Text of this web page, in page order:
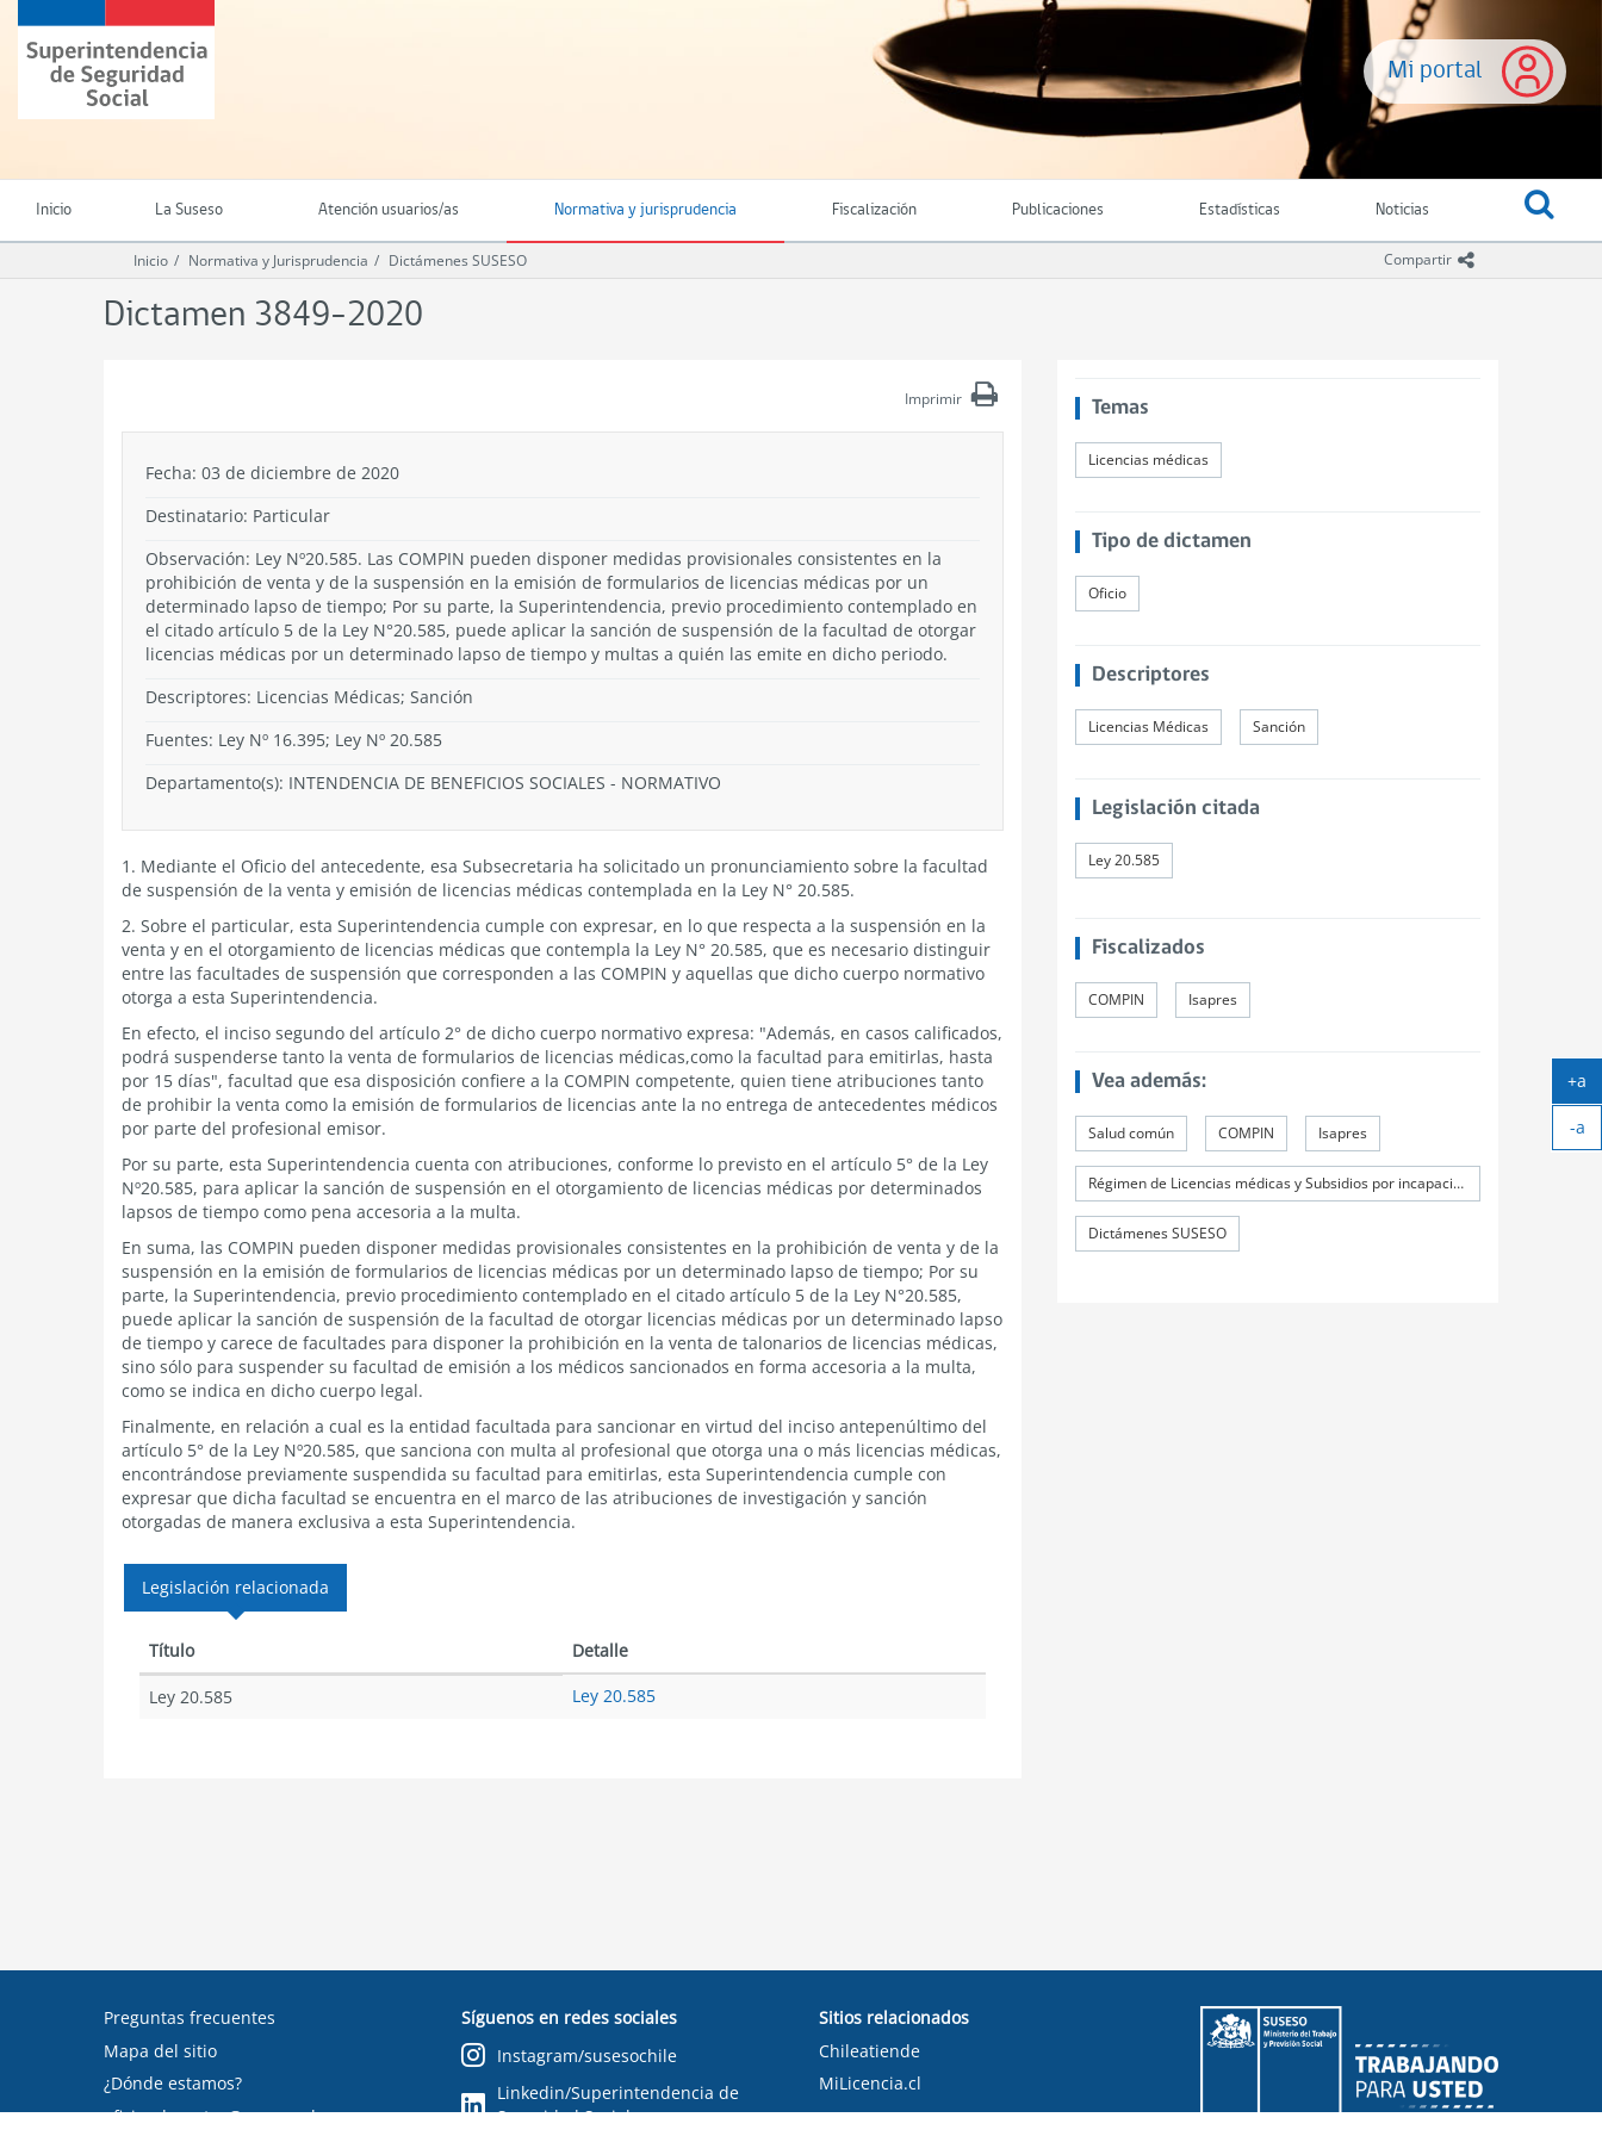
contenido
principal
Mi portal
Superintendencia
de
Seguridad
(SUSESO)
Chile
Inicio La Suseso Atención usuarios/as Normativa y jurisprudencia Fiscalización Publicaciones Estadísticas Noticias
Compartir icono compartir
Inicio Normativa y Jurisprudencia Dictámenes SUSESO
Dictamen 3849-2020
Imprimir
Fecha: 03 de diciembre de 2020
Destinatario: Particular
Observación: Ley Nº20.585. Las COMPIN pueden disponer medidas provisionales consistentes en la
prohibición de venta y de la suspensión en la emisión de formularios de licencias médicas por un
determinado lapso de tiempo; Por su parte, la Superintendencia, previo procedimiento contemplado en
el citado artículo 5 de la Ley N°20.585, puede aplicar la sanción de suspensión de la facultad de otorgar
licencias médicas por un determinado lapso de tiempo y multas a quién las emite en dicho periodo.
Descriptores: Licencias Médicas; Sanción
Fuentes: Ley Nº 16.395; Ley Nº 20.585
Departamento(s): INTENDENCIA DE BENEFICIOS SOCIALES - NORMATIVO
1. Mediante el Oficio del antecedente, esa Subsecretaria ha solicitado un pronunciamiento sobre la facultad
de suspensión de la venta y emisión de licencias médicas contemplada en la Ley N° 20.585.
2. Sobre el particular, esta Superintendencia cumple con expresar, en lo que respecta a la suspensión en la
venta y en el otorgamiento de licencias médicas que contempla la Ley N° 20.585, que es necesario distinguir
entre las facultades de suspensión que corresponden a las COMPIN y aquellas que dicho cuerpo normativo
otorga a esta Superintendencia.
En efecto, el inciso segundo del artículo 2° de dicho cuerpo normativo expresa: "Además, en casos calificados,
podrá suspenderse tanto la venta de formularios de licencias médicas,como la facultad para emitirlas, hasta
por 15 días", facultad que esa disposición confiere a la COMPIN competente, quien tiene atribuciones tanto
de prohibir la venta como la emisión de formularios de licencias ante la no entrega de antecedentes médicos
por parte del profesional emisor.
Por su parte, esta Superintendencia cuenta con atribuciones, conforme lo previsto en el artículo 5° de la Ley
Nº20.585, para aplicar la sanción de suspensión en el otorgamiento de licencias médicas por determinados
lapsos de tiempo como pena accesoria a la multa.
En suma, las COMPIN pueden disponer medidas provisionales consistentes en la prohibición de venta y de la
suspensión en la emisión de formularios de licencias médicas por un determinado lapso de tiempo; Por su
parte, la Superintendencia, previo procedimiento contemplado en el citado artículo 5 de la Ley N°20.585,
puede aplicar la sanción de suspensión de la facultad de otorgar licencias médicas por un determinado lapso
de tiempo y carece de facultades para disponer la prohibición en la venta de talonarios de licencias médicas,
sino sólo para suspender su facultad de emisión a los médicos sancionados en forma accesoria a la multa,
como se indica en dicho cuerpo legal.
Finalmente, en relación a cual es la entidad facultada para sancionar en virtud del inciso antepenúltimo del
artículo 5° de la Ley Nº20.585, que sanciona con multa al profesional que otorga una o más licencias médicas,
encontrándose previamente suspendida su facultad para emitirlas, esta Superintendencia cumple con
expresar que dicha facultad se encuentra en el marco de las atribuciones de investigación y sanción
otorgadas de manera exclusiva a esta Superintendencia.
Legislación relacionada
Título Detalle
Ley 20.585 Ley 20.585
Temas
Licencias médicas
Tipo de dictamen
Oficio
Descriptores
Licencias Médicas Sanción
Legislación citada
Ley 20.585
Fiscalizados
COMPIN Isapres
Vea además:
Salud común COMPIN Isapres
Régimen de Licencias médicas y Subsidios por incapacidad laboral (SIL)
Dictámenes SUSESO
Preguntas frecuentes
Mapa del sitio
¿Dónde estamos?
oficinadepartes@suseso.cl
Síguenos en redes sociales
Instagram/susesochile
Linkedin/Superintendencia de
Seguridad Social
Sitios relacionados
Chileatiende
MiLicencia.cl
+a
-a